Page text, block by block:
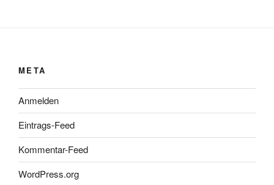
META
Anmelden
Eintrags-Feed
Kommentar-Feed
WordPress.org